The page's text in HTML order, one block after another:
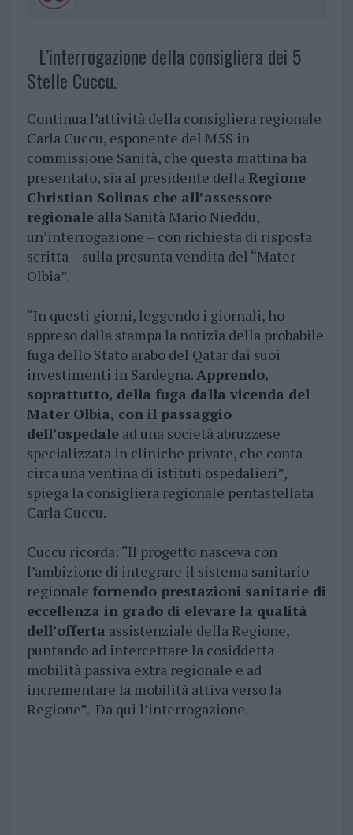
L’interrogazione della consigliera dei 5
Stelle Cuccu.
Continua l’attività della consigliera regionale
Carla Cuccu, esponente del M5S in
commissione Sanità, che questa mattina ha
presentato, sia al presidente dellaRegione
Christian Solinas che all’assessore
regionale alla Sanità Mario Nieddu,
un’interrogazione – con richiesta di risposta
scritta – sulla presunta vendita del “Mater
Olbia”.
“In questi giorni, leggendo i giornali, ho
appreso dalla stampa la notizia della probabile
fuga dello Stato arabo del Qatar dai suoi
investimenti in Sardegna.Apprendo,
soprattutto, della fuga dalla vicenda del
Mater Olbia, con il passaggio
dell’ospedalead una società abruzzese
specializzata in cliniche private, che conta
circa una ventina di istituti ospedalieri”,
spiega la consigliera regionale pentastellata
Carla Cuccu.
Cuccu ricorda: “Il progetto nasceva con
l’ambizione di integrare il sistema sanitario
regionale fornendo prestazioni sanitarie di
eccellenza in grado di elevare la qualità
dell’offerta assistenziale della Regione,
puntando ad intercettare la cosiddetta
mobilità passiva extra regionale e ad
incrementare la mobilità attiva verso la
Regione”. Da qui l’interrogazione.